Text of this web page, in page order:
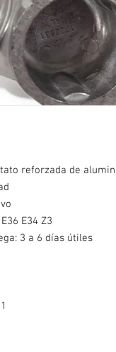
reforzada de
E34 Z3
3 a 6 días útiles